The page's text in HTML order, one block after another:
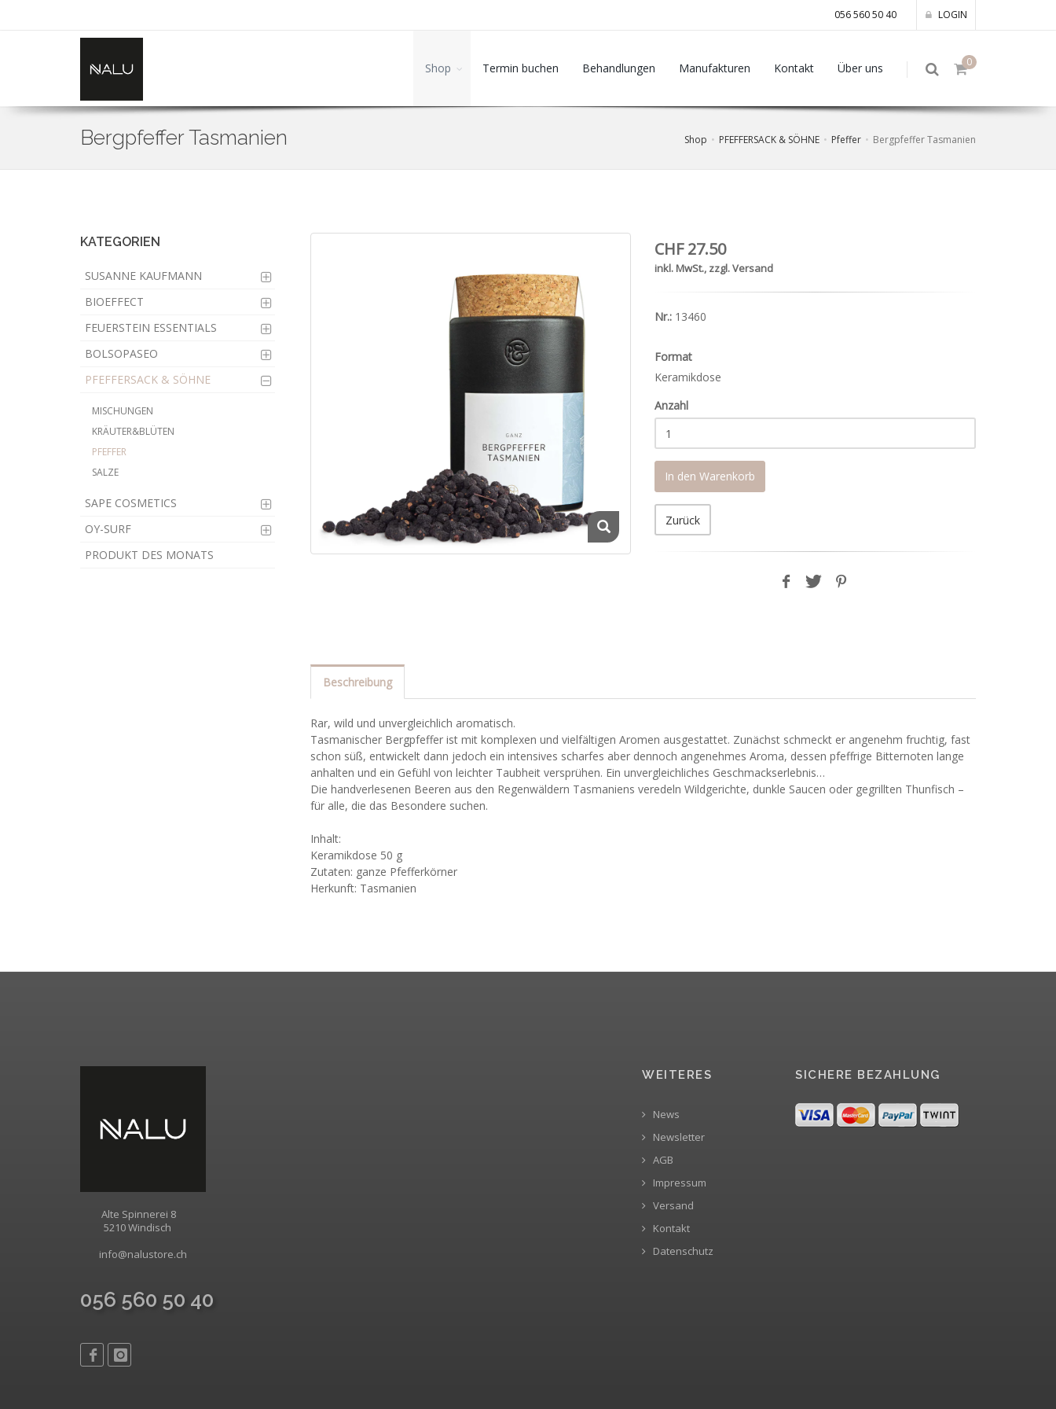
056 560 50 40 LOGIN
0
Shop Termin buchen Behandlungen Manufakturen Kontakt Über uns
Bergpfeffer Tasmanien Shop PFEFFERSACK & SÖHNE Pfeffer Bergpfeffer Tasmanien
KATEGORIEN
SUSANNE KAUFMANN
BIOEFFECT
FEUERSTEIN ESSENTIALS
BOLSOPASEO
PFEFFERSACK & SÖHNE
MISCHUNGEN
KRÄUTER&BLÜTEN
PFEFFER
SALZE
SAPE COSMETICS
OY-SURF
PRODUKT DES MONATS
CHF 27.50
inkl. MwSt., zzgl. Versand
Nr.: 13460
Format
Keramikdose
Anzahl
In den Warenkorb
Zurück
Beschreibung
Rar, wild und unvergleichlich aromatisch.
Tasmanischer Bergpfeffer ist mit komplexen und vielfältigen Aromen ausgestattet. Zunächst schmeckt er angenehm fruchtig, fast
schon süß, entwickelt dann jedoch ein intensives scharfes aber dennoch angenehmes Aroma, dessen pfeffrige Bitternoten lange
anhalten und ein Gefühl von leichter Taubheit versprühen. Ein unvergleichliches Geschmackserlebnis…
Die handverlesenen Beeren aus den Regenwäldern Tasmaniens veredeln Wildgerichte, dunkle Saucen oder gegrillten Thunfisch –
für alle, die das Besondere suchen.
Inhalt:
Keramikdose 50 g
Zutaten: ganze Pfefferkörner
Herkunft: Tasmanien
Alte Spinnerei 8
5210 Windisch
info@nalustore.ch
056 560 50 40
WEITERES
News
Newsletter
AGB
Impressum
Versand
Kontakt
Datenschutz
SICHERE BEZAHLUNG